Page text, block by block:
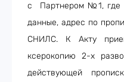
с Партнером №1, где
данные, адрес по
СНИЛС. К Акту
ксерокопию 2-х
действующей